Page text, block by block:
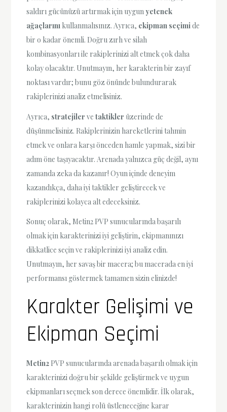
saldırı gücünüzü artırmak için uygunyetenek
ağaçlarını kullanmalısınız. Ayrıca, ekipman seçimide
bir o kadar önemli. Doğru zırh ve silah
kombinasyonları ile rakiplerinizi alt etmek çok daha
kolay olacaktır. Unutmayın, her karakterin bir zayıf
noktası vardır; bunu göz önünde bulundurarak
rakiplerinizi analiz etmelisiniz.
Ayrıca, stratejiler vetaktikler üzerinde de
düşünmelisiniz. Rakiplerinizin hareketlerini tahmin
etmek ve onlara karşı önceden hamle yapmak, sizi bir
adım öne taşıyacaktır. Arenada yalnızca güç değil, aynı
zamanda zeka da kazanır! Oyun içinde deneyim
kazandıkça, daha iyi taktikler geliştirecek ve
rakiplerinizi kolayca alt edeceksiniz.
Sonuç olarak, Metin2 PVP sunucularında başarılı
olmak için karakterinizi iyi geliştirin, ekipmanınızı
dikkatlice seçin ve rakiplerinizi iyi analiz edin.
Unutmayın, her savaş bir macera; bu macerada en iyi
performansı göstermek tamamen sizin elinizde!
Karakter Gelişimi ve
Ekipman Seçimi
Metin2 PVP sunucularında arenada başarılı olmak için
karakterinizi doğru bir şekilde geliştirmek ve uygun
ekipmanları seçmek son derece önemlidir. İlk olarak,
karakterinizin hangi rolü üstleneceğine karar